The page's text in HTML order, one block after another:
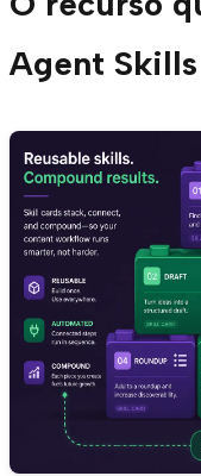
Agent Skills